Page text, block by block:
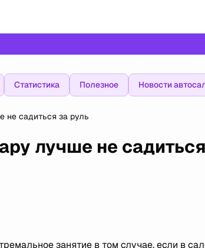
Статистика Полезное Новости
не садиться за руль
лучше не садиться
занятие в том случае, если в